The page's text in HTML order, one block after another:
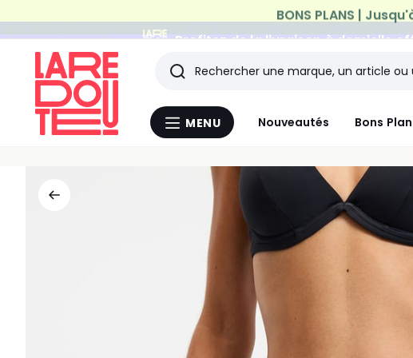
Profitez de la livraison à domicile
Menu
MENU Nouveautés Bons
Rechercher
Les
derniers
articles
consultés